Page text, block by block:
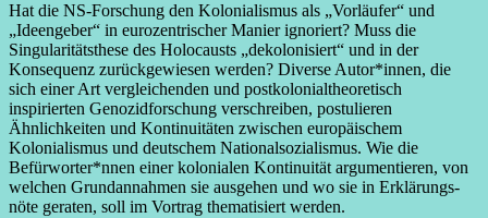
Hat die NS-Forschung den Kolonialismus als „Vorläufer“ und
„Ideengeber“ in euro­zentrischer Manier ignoriert? Muss die
Singularitäts­these des Holocausts „dekolonisiert“ und in der
Konsequenz zurück­gewiesen werden? Diverse Autor*innen, die
sich einer Art vergleichenden und post­kolonial­theoretisch
inspirierten Genozid­forschung verschreiben, postulieren
Ähnlichkeiten und Kontinuitäten zwischen europäischem
Kolonialismus und deutschem National­sozialismus. Wie die
Befürworter*nnen einer kolonialen Kontinuität argumentieren, von
welchen Grund­annahmen sie ausgehen und wo sie in Erklärungs­
nöte geraten, soll im Vortrag thematisiert werden.